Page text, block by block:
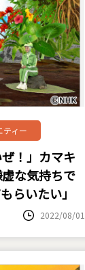
ティー
！」カマキ
な気持ちで
らいたい」
2022/08/01